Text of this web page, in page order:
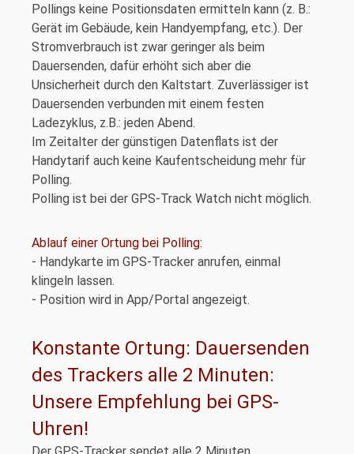
Pollings keine Positionsdaten ermitteln kann (z. B.:
Gerät im Gebäude, kein Handyempfang, etc.). Der
Stromverbrauch ist zwar geringer als beim
Dauersenden, dafür erhöht sich aber die
Unsicherheit durch den Kaltstart. Zuverlässiger ist
Dauersenden verbunden mit einem festen
Ladezyklus, z.B.: jeden Abend.
Im Zeitalter der günstigen Datenflats ist der
Handytarif auch keine Kaufentscheidung mehr für
Polling.
Polling ist bei der GPS-Track Watch nicht möglich.
Ablauf einer Ortung bei Polling:
- Handykarte im GPS-Tracker anrufen, einmal
klingeln lassen.
- Position wird in App/Portal angezeigt.
Konstante Ortung: Dauersenden
des Trackers alle 2 Minuten:
Unsere Empfehlung bei GPS-
Uhren!